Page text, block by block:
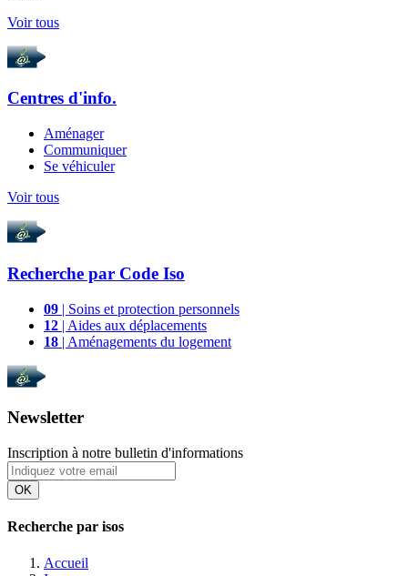
Voir tous
Centres d'info.
Aménager
Communiquer
Se véhiculer
Voir tous
Recherche par Code Iso
09 | Soins et protection personnels
12 | Aides aux déplacements
18 | Aménagements du logement
Newsletter
Inscription à notre bulletin d'informations
OK
Recherche par isos
Accueil